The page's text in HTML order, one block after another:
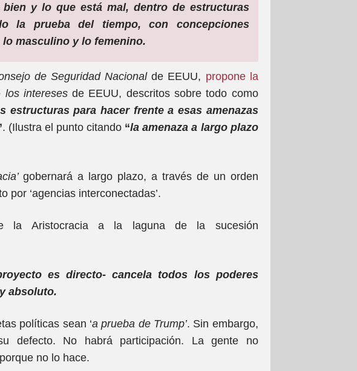
y lo que está mal, dentro de estructuras
la prueba del tiempo, con concepciones
masculino y lo femenino.
de Seguridad Nacionalde EEUU, propone la
los interesesde EEUU, descritos sobre todo como
estructuras para hacer frente a esas amenazas
. (Ilustra el punto citando “la amenaza a largo plazo
gobernará a largo plazo, a través de un orden
por ‘agencias interconectadas’.
la Aristocracia a la laguna de la sucesión
es directo- cancela todos los poderes
absoluto.
políticas sean ‘a prueba de Trump’. Sin embargo,
defecto. No habrá participación. La gente no
no lo hace.